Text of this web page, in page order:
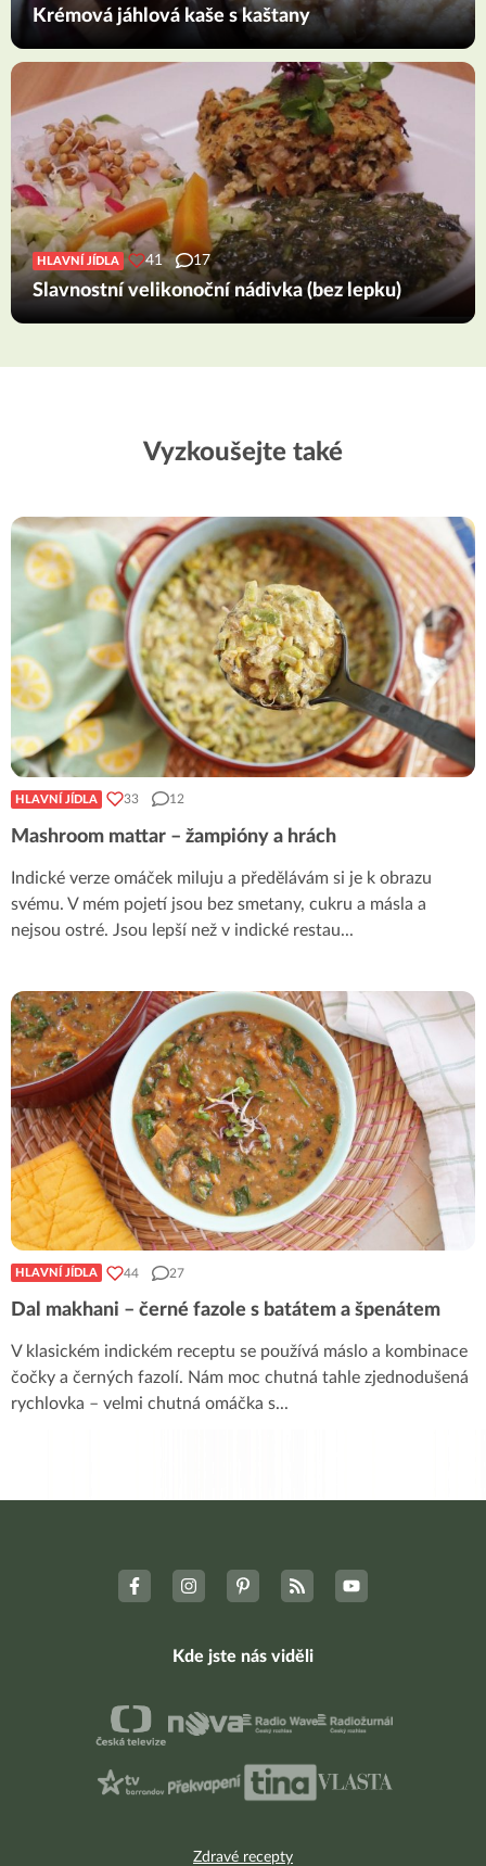
Krémová jáhlová kaše s kaštany
HLAVNÍ JÍDLA 41 17
Slavnostní velikonoční nádivka (bez lepku)
Vyzkoušejte také
HLAVNÍ JÍDLA 33 12
Mashroom mattar – žampióny a hrách
Indické verze omáček miluju a předělávám si je k obrazu
svému. V mém pojetí jsou bez smetany, cukru a másla a
nejsou ostré. Jsou lepší než v indické restau...
HLAVNÍ JÍDLA 44 27
Dal makhani – černé fazole s batátem a špenátem
V klasickém indickém receptu se používá máslo a kombinace
čočky a černých fazolí. Nám moc chutná tahle zjednodušená
rychlovka – velmi chutná omáčka s...
Zdravé recepty
Kde jste nás viděli